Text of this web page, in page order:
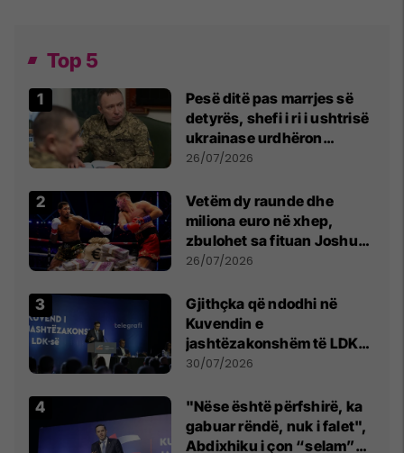
Top 5
Pesë ditë pas marrjes së
detyrës, shefi i ri i ushtrisë
ukrainase urdhëron
kontroll të madh
26/07/2026
Vetëm dy raunde dhe
miliona euro në xhep,
zbulohet sa fituan Joshua
e Prenga
26/07/2026
Gjithçka që ndodhi në
Kuvendin e
jashtëzakonshëm të LDK-
së
30/07/2026
"Nëse është përfshirë, ka
gabuar rëndë, nuk i falet",
Abdixhiku i çon “selam”